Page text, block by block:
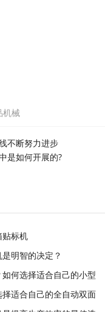
机械
不断努力进步
是如何开展的?
贴标机
明智的决定？
何选择适合自己的小型
适合自己的全自动双面